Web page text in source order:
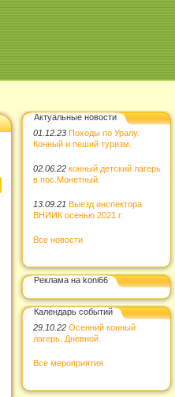
Актуальные новости
01.12.23 Походы по Уралу.
Конный и пеший туризм.
02.06.22 конный детский лагерь
в пос.Монетный.
13.09.21 Выезд инспектора
ВНИИК осенью 2021 г.
Все новости
Реклама на koni66
Календарь событий
29.10.22 Осенний конный
лагерь. Дневной.
Все мероприятия